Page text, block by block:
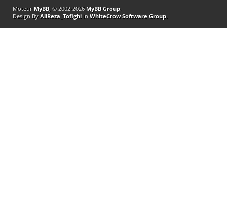
Moteur MyBB, © 2002-2026 MyBB Group.
Design By AliReza_TofighiIn WhiteCrow Software Group.